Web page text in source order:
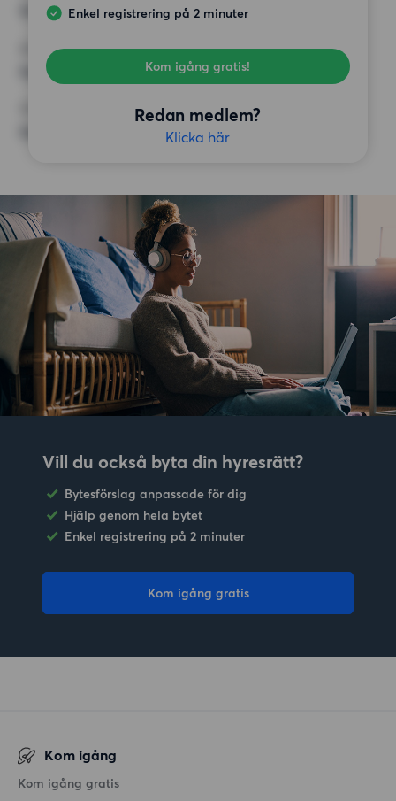
Enkel registrering på 2 minuter
Kom igång gratis!
Redan medlem?
Klicka här
14 000 kr
Inga speciella krav
ÖVRIGA PREFERENSER
Inga speciella preferenser
Vill du också byta din hyresrätt?
Bytesförslag anpassade för dig
Hjälp genom hela bytet
Enkel registrering på 2 minuter
Kom igång gratis
Kom igång
Kom igång gratis